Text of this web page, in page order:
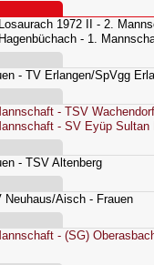
1972 II - 2.
- 1.
- TV Erlangen/SpVgg
- TSV Wachendorf
- SV Eyüp Sultan
- TSV Altenberg
Neuhaus/Aisch - Frauen
- (SG)